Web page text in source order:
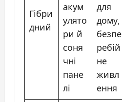
Гібри
дний
акум
улято
ри й
соня
чні
пане
лі
для
дому,
безпе
ребій
не
живл
ення